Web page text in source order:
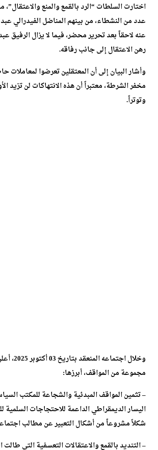
اختارت السلطات “الرد بالقمع والمنع
عدد من النشطاء، من بينهم المناضل الفيدرالي عبد
عنه لاحقاً بعد تحرير محضر، فيما لا يزال الرفيق
رهن الاعتقال إلى جانب رفاقه.
وأشار البيان إلى أن المعتقلين تعرضوا لمعاملات
مخفر الشرطة، معتبراً أن هذه الانتهاكات لن تزيد
وتوتراً.
وخلال
مجموعة من المواقف، أبرزها:
– تثمين المواقف المبدئية والشجاعة للمكتب
اليسار الديمقراطي الداعمة للاحتجاجات السلمية
شكلاً مشروعاً من أشكال التعبير عن مطالب
– التنديد بالقمع والاعتقالات التعسفية التي